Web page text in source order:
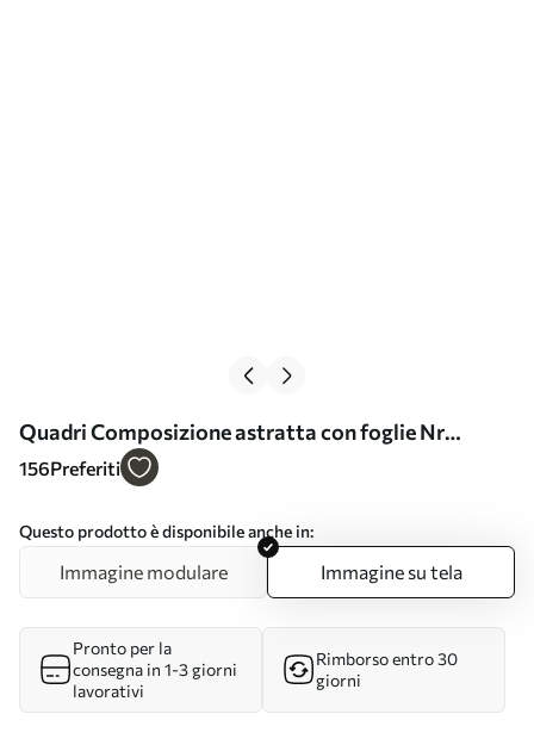
Quadri Composizione astratta con foglie Nr
s48224
156Preferiti
Questo prodotto è disponibile anche in:
Immagine modulare Immagine su tela
Pronto per la
consegna in 1-3 giorni
lavorativi
Rimborso entro 30
giorni